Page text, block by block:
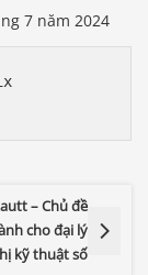
7 năm 2024
– Chủ đề
cho đại lý
kỹ thuật số